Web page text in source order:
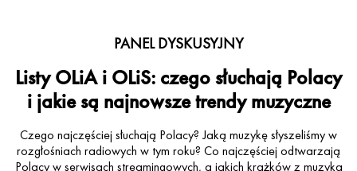
prasy. Członkini Zarządu Sekcji Wydawców Muzycznych Zaiks.
PANEL DYSKUSYJNY
Listy OLiA i OLiS: czego słuchają Polacy
i jakie są najnowsze trendy muzyczne
Czego najczęściej słuchają Polacy? Jaką muzykę słyszeliśmy w
rozgłośniach radiowych w tym roku? Co najczęściej odtwarzają
Polacy w serwisach streamingowych, a jakich krążków z muzyką